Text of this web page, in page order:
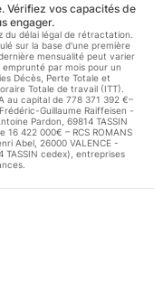
Vérifiez vos capacités de
engager.
du délai légal de rétractation.
sur la base d'une première
mensualité peut varier
par mois pour un
Décès, Perte Totale et
Totale de travail (ITT).
au capital de 778 371 392 €–
Guillaume Raiffeisen -
Pardon, 69814 TASSIN
16 422 000€ – RCS ROMANS
Abel, 26000 VALENCE -
TASSIN cedex), entreprises